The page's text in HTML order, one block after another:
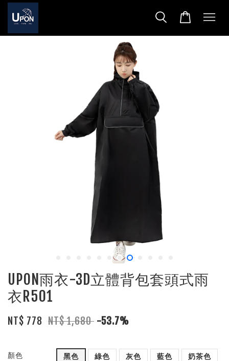
UPON雨衣-3D立體背包套頭式雨
衣R501
NT$ 778 NT$ 1,680 -53.7%
顏色 黑色 綠色 灰色 藍色 奶茶色